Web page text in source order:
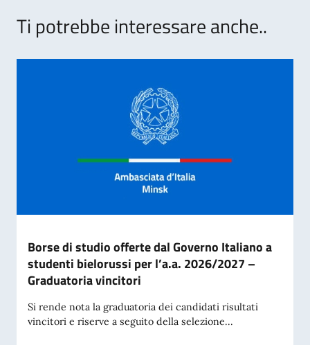
Ti potrebbe interessare anche..
Borse di studio offerte dal Governo Italiano a
studenti bielorussi per l’a.a. 2026/2027 –
Graduatoria vincitori
Si rende nota la graduatoria dei candidati risultati
vincitori e riserve a seguito della selezione...